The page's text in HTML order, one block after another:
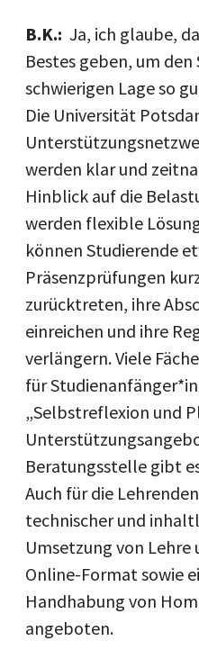
B.K.: Ja, ich glaube,
Bestes geben, um
schwierigen Lage so
Die Universität
werden klar und
Hinblick auf die
werden flexible
können Studierende
Präsenzprüfungen
zurücktreten, ihre
einreichen und ihre
verlängern. Viele
für
„Selbstreflexion und
Beratungsstelle gibt
Auch für die
technischer und
Umsetzung von Lehre
Online-Format sowie
Handhabung von
angeboten.